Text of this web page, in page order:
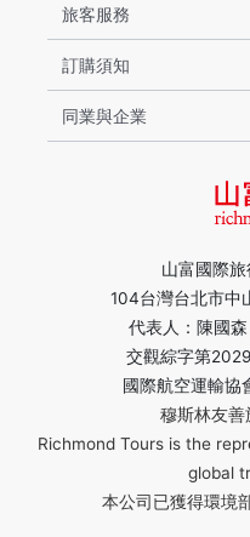
山富國際
104台灣台北市中
代表人：陳國
交觀綜字第
國際航空運輸協
穆斯林友
Richmond Tours is the
global
本公司已獲得環境
旅客服務
訂購須知
同業與企業